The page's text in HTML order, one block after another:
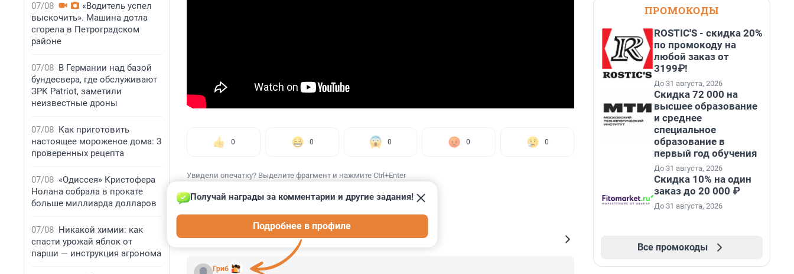
07/08
«Водитель успел
выскочить». Машина дотла
сгорела в Петроградском
районе
07/08 В Германии над базой
бундесвера, где обслуживают
ЗРК Patriot, заметили
неизвестные дроны
07/08 Как приготовить
настоящее мороженое дома: 3
проверенных рецепта
07/08 «Одиссея» Кристофера
Нолана собрала в прокате
больше миллиарда долларов
07/08 Никакой химии: как
спасти урожай яблок от
парши — инструкция агронома
0 0 0 0 0
Увидели опечатку? Выделите фрагмент и нажмите Ctrl+Enter
КОММЕНТАРИИ 2
Гриб
Получай награды за комментарии и другие задания!
Подробнее в профиле
ПРОМОКОДЫ
ROSTIC'S - скидка 20%
по промокоду на
любой заказ от
3199₽!
До 31 августа, 2026
Скидка 72 000 на
высшее образование
и среднее
специальное
образование в
первый год обучения
До 31 августа, 2026
Скидка 10% на один
заказ до 20 000 ₽
До 31 августа, 2026
Все промокоды